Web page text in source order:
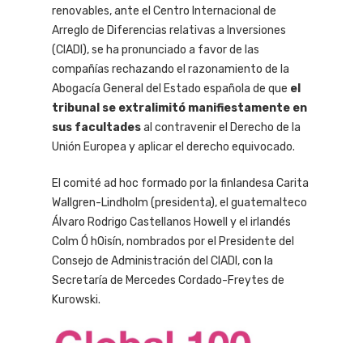
renovables, ante el Centro Internacional de
Arreglo de Diferencias relativas a Inversiones
(CIADI), se ha pronunciado a favor de las
compañías rechazando el razonamiento de la
Abogacía General del Estado española de que el
tribunal se extralimitó manifiestamente en
sus facultadesal contravenir el Derecho de la
Unión Europea y aplicar el derecho equivocado.
El comité ad hoc formado por la finlandesa Carita
Wallgren-Lindholm (presidenta), el guatemalteco
Álvaro Rodrigo Castellanos Howell y el irlandés
Colm Ó hOisín, nombrados por el Presidente del
Consejo de Administración del CIADI, con la
Secretaría de Mercedes Cordado-Freytes de
Kurowski.